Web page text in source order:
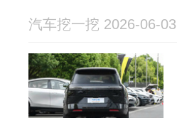
汽车挖一挖 2026-06-03